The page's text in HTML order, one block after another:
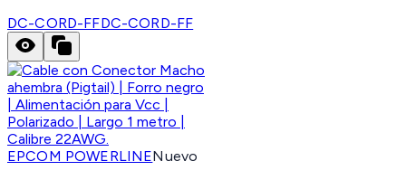
DC-CORD-FFDC-CORD-FF
EPCOM POWERLINENuevo